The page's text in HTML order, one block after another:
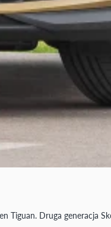
Tiguan. Druga generacja